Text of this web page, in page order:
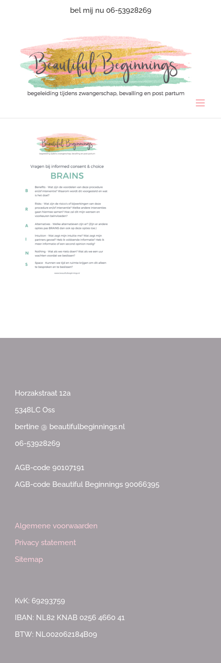
bel mij nu 06-53928269
Horzakstraat 12a
5348LC Oss
bertine @ beautifulbeginnings.nl
06-53928269
AGB-code 90107191
AGB-code Beautiful Beginnings 90066395
Algemene voorwaarden
Privacy statement
Sitemap
KvK: 69293759
IBAN: NL82 KNAB 0256 4660 41
BTW: NL002062184B09